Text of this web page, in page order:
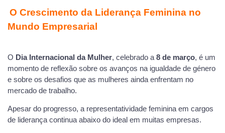
O Crescimento da Liderança Feminina no
Mundo Empresarial
O Dia Internacional da Mulher, celebrado a 8 de março, é um
momento de reflexão sobre os avanços na igualdade de género
e sobre os desafios que as mulheres ainda enfrentam no
mercado de trabalho.
Apesar do progresso, a representatividade feminina em cargos
de liderança continua abaixo do ideal em muitas empresas.